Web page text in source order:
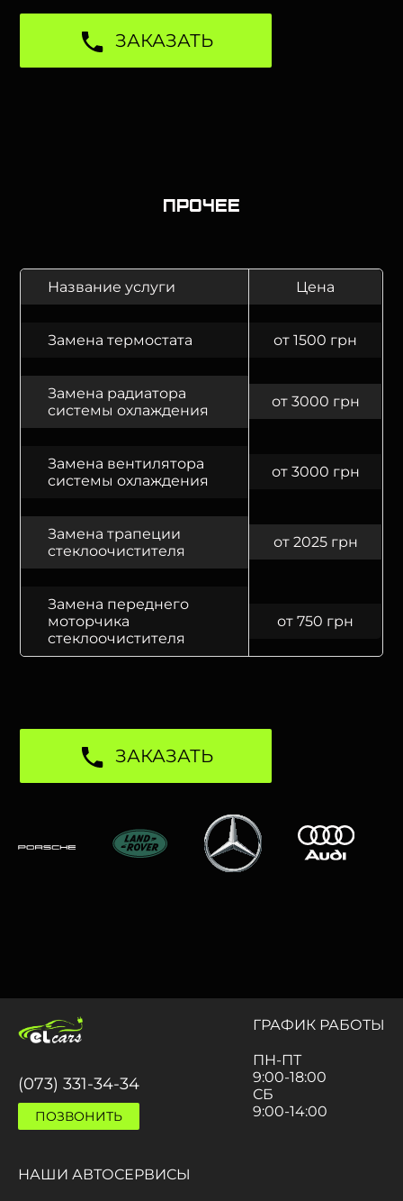
ЗАКАЗАТЬ
Прочее
Название услуги Цена
Замена термостата от 1500 грн
Замена радиатора
системы охлаждения
от 3000 грн
Замена вентилятора
системы охлаждения
от 3000 грн
Замена трапеции
стеклоочистителя
от 2025 грн
Замена переднего
моторчика
стеклоочистителя
от 750 грн
ЗАКАЗАТЬ
(073) 331-34-34
ПОЗВОНИТЬ
ГРАФИК РАБОТЫ
ПН-ПТ
9:00-18:00
СБ
9:00-14:00
НАШИ АВТОСЕРВИСЫ